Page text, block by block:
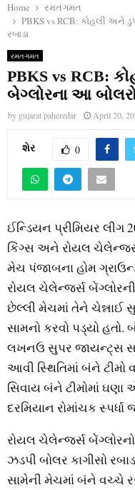
Home
રમતગમત
PBKS vs RCB: કોહલી અને
રબાડા
રમતગમત
PBKS vs RCB:
બેગ્લોરના આ
by gujarat paheredar April 20,
શેર 0
ઈન્ડિયન પ્રીમિયર
કિંગ્સ અને રોયલ
મેચ પંજાબના હોમ
રોયલ ચેલેન્જર્સ બેંગ્લોરની
છેલ્લી મેચમાં તેને ચેન્નાઈ
સામનો કરવો પડ્યો હતો.
લખનઉ સુપર જાયન્ટ્સ
આવી સ્થિતિમાં બંને ટીમો
સિવાય બંને ટીમોમાં
દરમિયાન રોમાંચક સ્પર્ધા
રોયલ ચેલેન્જર્સ
ઝડપી બોલર કાગીસો
સામેની મેચમાં બંને વચ્ચે